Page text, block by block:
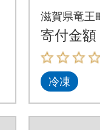
で配送】
滋賀県竜王
寄付金額
冷凍